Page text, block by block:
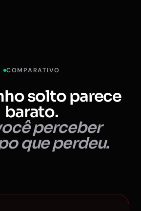
COMPARATIVO
solto parece
barato.
perceber
que perdeu.